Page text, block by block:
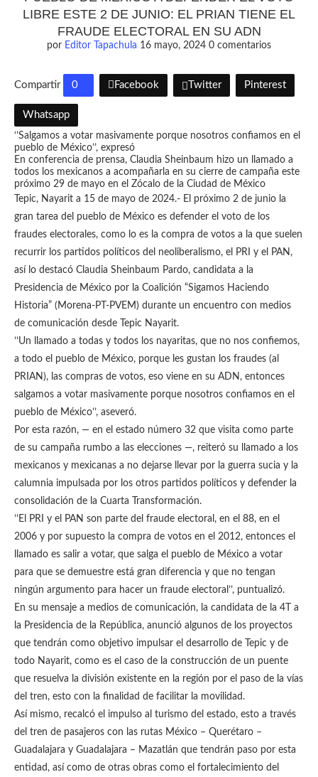
LIBRE ESTE 2 DE JUNIO: EL PRIAN TIENE EL
FRAUDE ELECTORAL EN SU ADN
por Editor Tapachula 16 mayo, 2024 0 comentarios
Compartir 0 Facebook Twitter Pinterest
Whatsapp
‘’Salgamos a votar masivamente porque nosotros confiamos en el
pueblo de México’’, expresó
En conferencia de prensa, Claudia Sheinbaum hizo un llamado a
todos los mexicanos a acompañarla en su cierre de campaña este
próximo 29 de mayo en el Zócalo de la Ciudad de México
Tepic, Nayarit a 15 de mayo de 2024.- El próximo 2 de junio la
gran tarea del pueblo de México es defender el voto de los
fraudes electorales, como lo es la compra de votos a la que suelen
recurrir los partidos políticos del neoliberalismo, el PRI y el PAN,
así lo destacó Claudia Sheinbaum Pardo, candidata a la
Presidencia de México por la Coalición “Sigamos Haciendo
Historia” (Morena-PT-PVEM) durante un encuentro con medios
de comunicación desde Tepic Nayarit.
’’Un llamado a todas y todos los nayaritas, que no nos confiemos,
a todo el pueblo de México, porque les gustan los fraudes (al
PRIAN), las compras de votos, eso viene en su ADN, entonces
salgamos a votar masivamente porque nosotros confiamos en el
pueblo de México’’, aseveró.
Por esta razón, — en el estado número 32 que visita como parte
de su campaña rumbo a las elecciones —, reiteró su llamado a los
mexicanos y mexicanas a no dejarse llevar por la guerra sucia y la
calumnia impulsada por los otros partidos políticos y defender la
consolidación de la Cuarta Transformación.
’’El PRI y el PAN son parte del fraude electoral, en el 88, en el
2006 y por supuesto la compra de votos en el 2012, entonces el
llamado es salir a votar, que salga el pueblo de México a votar
para que se demuestre está gran diferencia y que no tengan
ningún argumento para hacer un fraude electoral’’, puntualizó.
En su mensaje a medios de comunicación, la candidata de la 4T a
la Presidencia de la República, anunció algunos de los proyectos
que tendrán como objetivo impulsar el desarrollo de Tepic y de
todo Nayarit, como es el caso de la construcción de un puente
que resuelva la división existente en la región por el paso de la vías
del tren, esto con la finalidad de facilitar la movilidad.
Así mismo, recalcó el impulso al turismo del estado, esto a través
del tren de pasajeros con las rutas México – Querétaro –
Guadalajara y Guadalajara – Mazatlán que tendrán paso por esta
entidad, así como de otras obras como el fortalecimiento del